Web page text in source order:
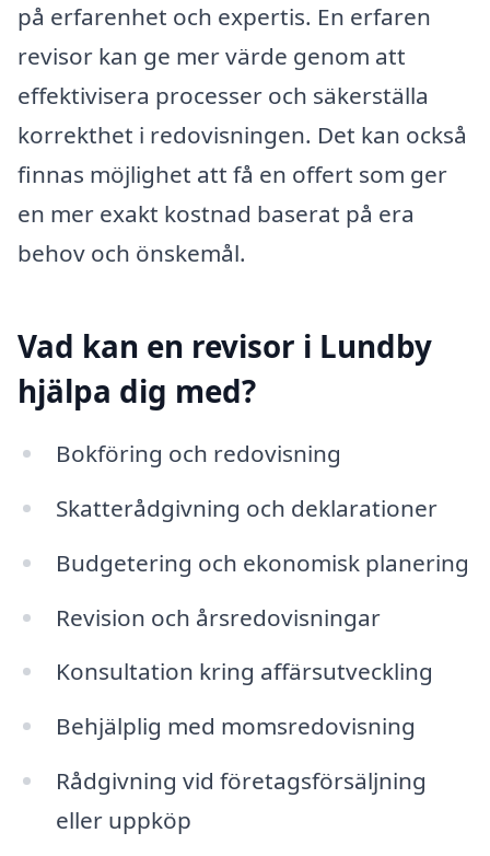
på erfarenhet och expertis. En erfaren
revisor kan ge mer värde genom att
effektivisera processer och säkerställa
korrekthet i redovisningen. Det kan också
finnas möjlighet att få en offert som ger
en mer exakt kostnad baserat på era
behov och önskemål.
Vad kan en revisor i Lundby
hjälpa dig med?
Bokföring och redovisning
Skatterådgivning och deklarationer
Budgetering och ekonomisk planering
Revision och årsredovisningar
Konsultation kring affärsutveckling
Behjälplig med momsredovisning
Rådgivning vid företagsförsäljning
eller uppköp